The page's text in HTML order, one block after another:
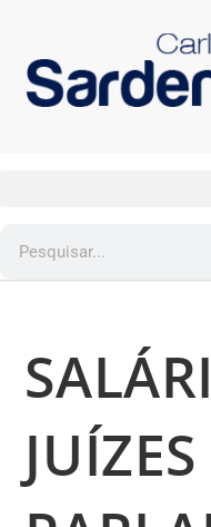
JUÍZES